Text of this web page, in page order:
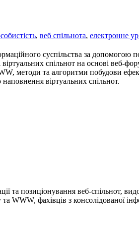
, веб спільнота, електронне
суспільства за допомогою
спільнот на основі веб-
методи та алгоритми побудови
наповнення віртуальних спільнот.
та позиціонування веб-спільнот,
WWW, фахівців з консолідованої